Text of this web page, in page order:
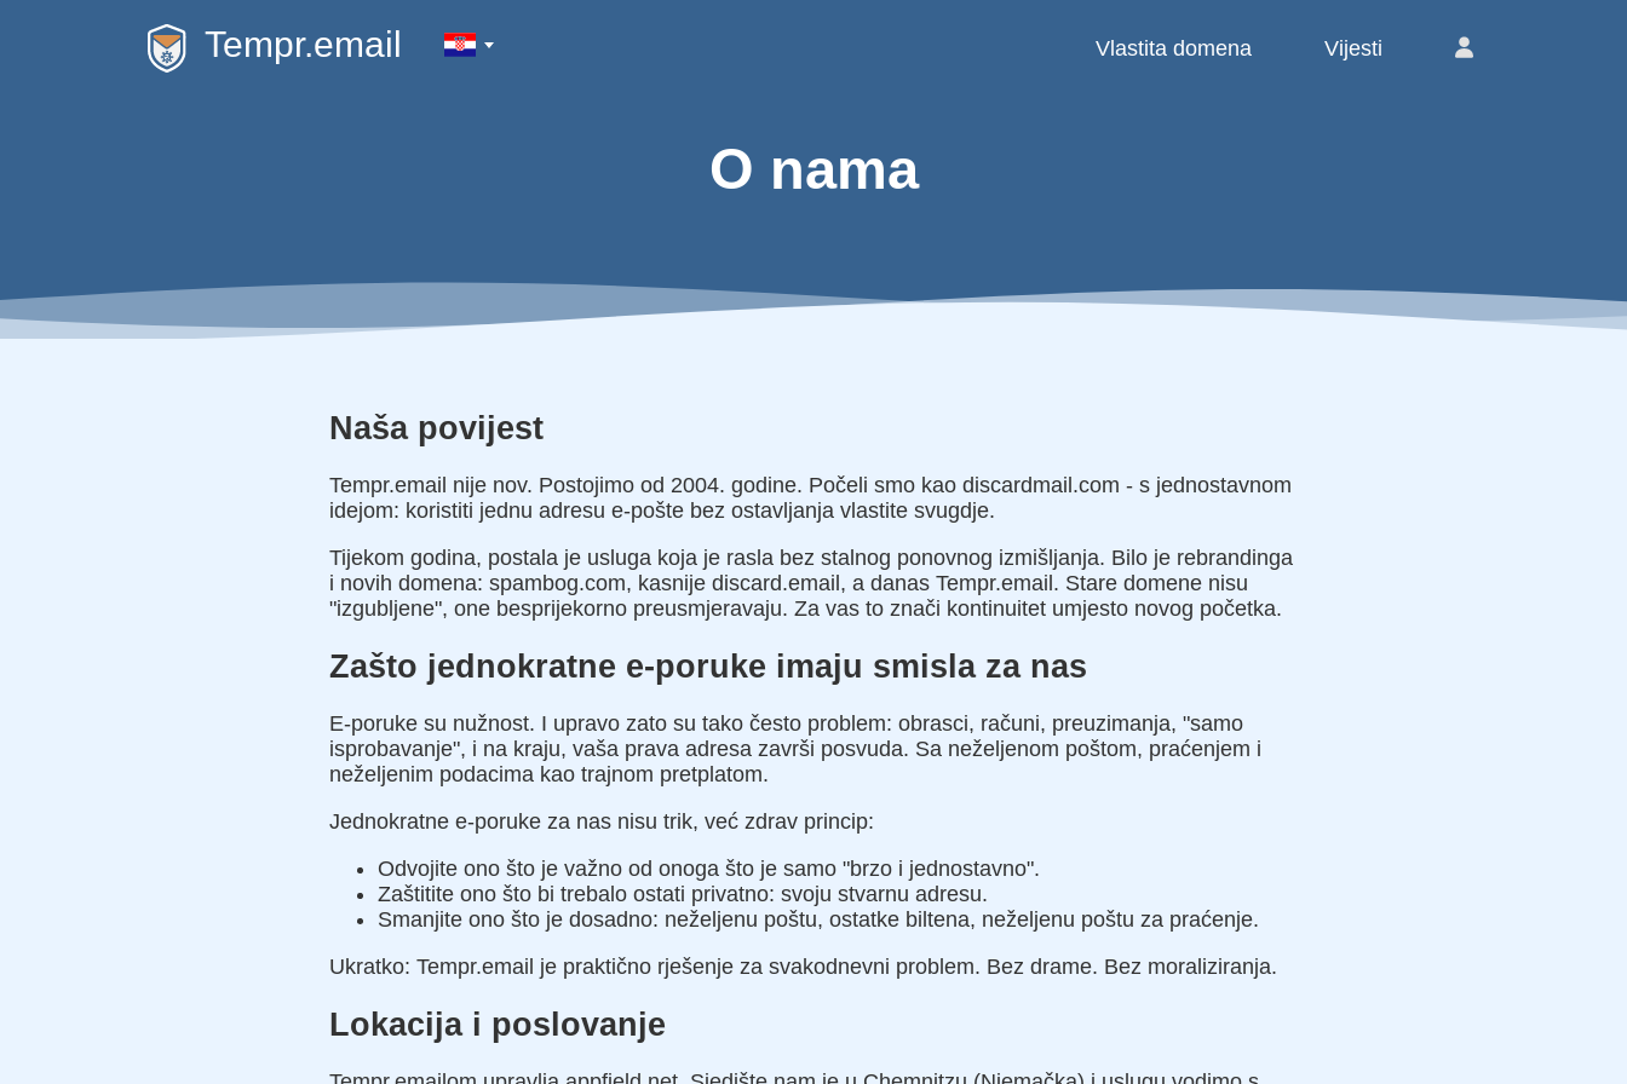
Tempr.email Vlastita domena Vijesti
O nama
Naša povijest
Tempr.email nije nov. Postojimo od 2004. godine. Počeli smo kao discardmail.com - s jednostavnom
idejom: koristiti jednu adresu e-pošte bez ostavljanja vlastite svugdje.
Tijekom godina, postala je usluga koja je rasla bez stalnog ponovnog izmišljanja. Bilo je rebrandinga
i novih domena: spambog.com, kasnije discard.email, a danas Tempr.email. Stare domene nisu
"izgubljene", one besprijekorno preusmjeravaju. Za vas to znači kontinuitet umjesto novog početka.
Zašto jednokratne e-poruke imaju smisla za nas
E-poruke su nužnost. I upravo zato su tako često problem: obrasci, računi, preuzimanja, "samo
isprobavanje", i na kraju, vaša prava adresa završi posvuda. Sa neželjenom poštom, praćenjem i
neželjenim podacima kao trajnom pretplatom.
Jednokratne e-poruke za nas nisu trik, već zdrav princip:
Odvojite ono što je važno od onoga što je samo "brzo i jednostavno".
Zaštitite ono što bi trebalo ostati privatno: svoju stvarnu adresu.
Smanjite ono što je dosadno: neželjenu poštu, ostatke biltena, neželjenu poštu za praćenje.
Ukratko: Tempr.email je praktično rješenje za svakodnevni problem. Bez drame. Bez moraliziranja.
Lokacija i poslovanje